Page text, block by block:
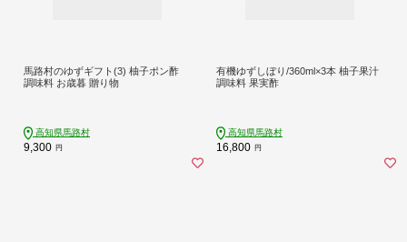
馬路村のゆずギフト(3) 柚子ポン酢
調味料 お歳暮 贈り物
高知県馬路村
9,300 円
有機ゆずしぼり/360ml×3本 柚子果汁
調味料 果実酢
高知県馬路村
16,800 円